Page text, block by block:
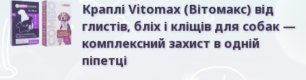
Краплі Vitomax (Вітомакс) від
глистів, бліх і кліщів для собак —
комплексний захист в одній
піпетці